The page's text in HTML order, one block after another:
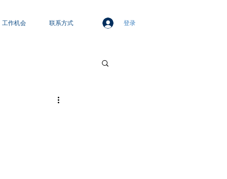
工作机会 联系方式 登录